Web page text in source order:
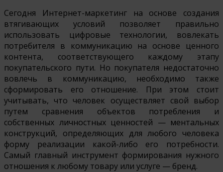
Сегодня Интернет-маркетинг на основе создания
втягивающих условий позволяет правильно
использовать цифровые технологии, вовлекать
потребителя в коммуникацию на основе ценного
контента, соответствующего каждому этапу
покупательского пути. Но покупателя недостаточно
вовлечь в коммуникацию, необходимо также
сформировать его отношение. При этом стоит
учитывать, что человек осуществляет свой выбор
путем сравнения объектов потребления и
собственных личностных ценностей — ментальных
конструкций, определяющих для любого человека
форму реализации какой-либо его потребности.
Самый главный инструмент формирования нужного
отношения к любому товару или услуге — бренд.